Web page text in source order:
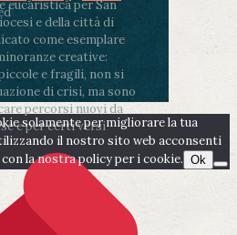
eucaristica per San
e della città di
come esemplare
creative:
e fragili, non si
di crisi, ma sono
percorsi nuovi da
e per certi versi
solamente per migliorare la tua
il nostro sito web acconsenti
la nostra policy per i cookie. Ok